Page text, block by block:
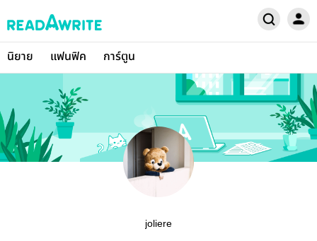
นิยาย แฟนฟิค การ์ตูน
joliere